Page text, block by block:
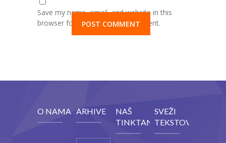
Save my name, email, and website in this
browser for the next time I comment.
O NAMA ARHIVE
NAŠ
TINKTANK
SVEŽI
TEKSTOVI